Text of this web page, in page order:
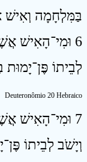
בַּמִּלְחָמָה וְאִישׁ
6 וּמִי־הָאִישׁ
לְבֵיתוֹ
Deuteronômio 20 Hebraico
7 וּמִי־הָאִישׁ
וְיָשֹׁב לְבֵיתוֹ